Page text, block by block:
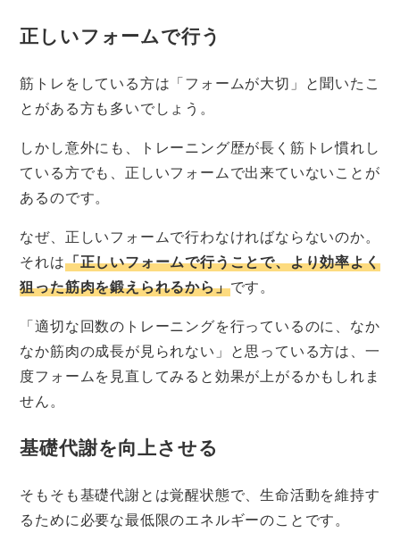
正しいフォームで行う
筋トレをしている方は「フォームが大切」と聞いたこ
とがある方も多いでしょう。
しかし意外にも、トレーニング歴が長く筋トレ慣れし
ている方でも、正しいフォームで出来ていないことが
あるのです。
なぜ、正しいフォームで行わなければならないのか。
それは「正しいフォームで行うことで、より効率よく
狙った筋肉を鍛えられるから」です。
「適切な回数のトレーニングを行っているのに、なか
なか筋肉の成長が見られない」と思っている方は、一
度フォームを見直してみると効果が上がるかもしれま
せん。
基礎代謝を向上させる
そもそも基礎代謝とは覚醒状態で、生命活動を維持す
るために必要な最低限のエネルギーのことです。